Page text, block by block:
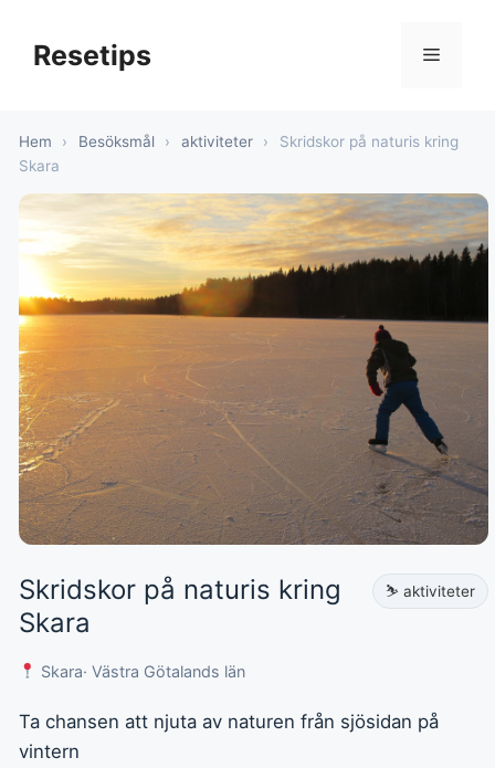
innehållResetips Meny
Hem › Besöksmål › aktiviteter ›
Skridskor på naturis kring
Skara
Skridskor på naturis kring
Skara
⛷️ aktiviteter
Skara· Västra Götalands län
Ta chansen att njuta av naturen från sjösidan på
vintern